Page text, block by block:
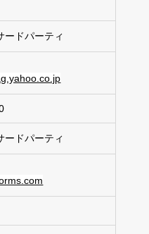
ードパーティ
ードパーティ